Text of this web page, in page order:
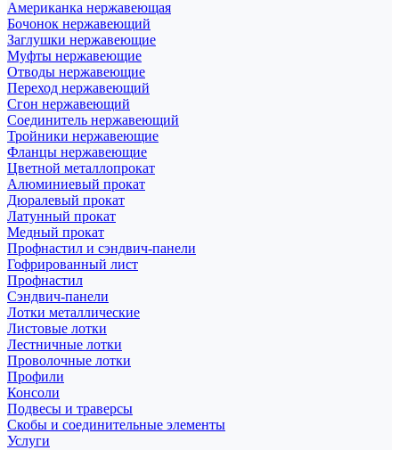
Американка нержавеющая
Бочонок нержавеющий
Заглушки нержавеющие
Муфты нержавеющие
Отводы нержавеющие
Переход нержавеющий
Сгон нержавеющий
Соединитель нержавеющий
Тройники нержавеющие
Фланцы нержавеющие
Цветной металлопрокат
Алюминиевый прокат
Дюралевый прокат
Латунный прокат
Медный прокат
Профнастил и сэндвич-панели
Гофрированный лист
Профнастил
Сэндвич-панели
Лотки металлические
Листовые лотки
Лестничные лотки
Проволочные лотки
Профили
Консоли
Подвесы и траверсы
Скобы и соединительные элементы
Услуги